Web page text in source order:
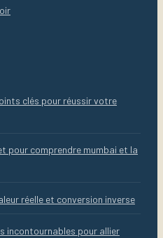
clés pour réussir votre
pour comprendre mumbai et la
réelle et conversion inverse
incontournables pour allier